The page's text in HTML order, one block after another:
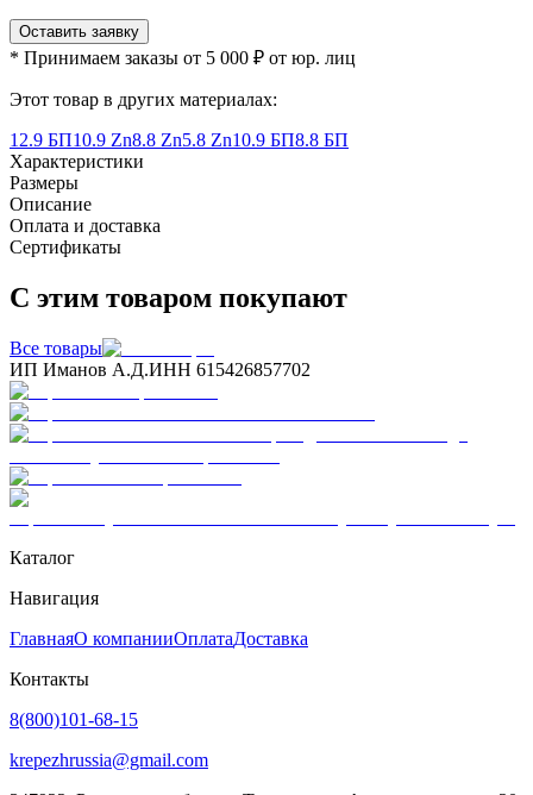
Оставить заявку
* Принимаем заказы от 5 000 ₽ от юр. лиц
Этот товар в других материалах:
12.9 БП10.9 Zn8.8 Zn5.8 Zn10.9 БП8.8 БП
Характеристики
Размеры
Описание
Оплата и доставка
Сертификаты
С этим товаром покупают
Все товары
ИП Иманов А.Д.ИНН 615426857702
Каталог
Навигация
ГлавнаяО компанииОплатаДоставка
Контакты
8(800)101-68-15
krepezhrussia@gmail.com